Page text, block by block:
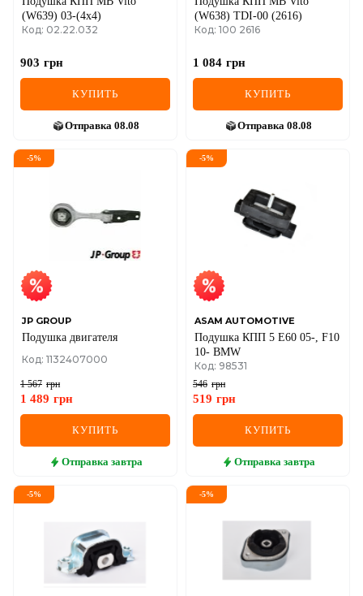
(W639) 03-(4x4)
Код: 02.22.032
903 грн
КУПИТЬ
Отправка 08.08
(W638) TDI-00 (2616)
Код: 100 2616
1 084 грн
КУПИТЬ
Отправка 08.08
-5%
JP GROUP
Подушка двигателя
Код: 1132407000
1 567 грн
1 489 грн
КУПИТЬ
Отправка завтра
-5%
ASAM AUTOMOTIVE
Подушка КПП 5 E60 05-, F10
10- BMW
Код: 98531
546 грн
519 грн
КУПИТЬ
Отправка завтра
-5% -5%